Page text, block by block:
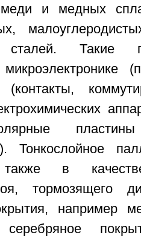
и медных
сталей. Такие
(контакты,
Тонкослойное
также в
тормозящего
например